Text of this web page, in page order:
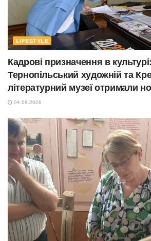
LIFESTYLE
Кадрові призначення в культурі:
Тернопільський художній та
літературний музеї отримали
04.08.2026